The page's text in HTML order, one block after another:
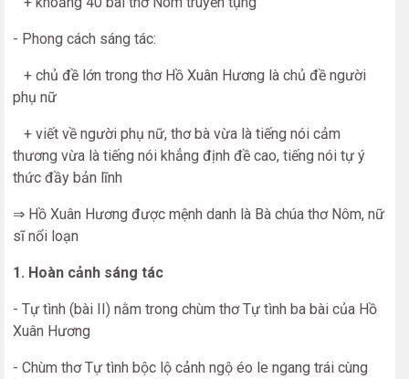
- Phong cách sáng tác:
+ chủ đề lớn trong thơ Hồ Xuân Hương là chủ đề người
phụ nữ
+ viết về người phụ nữ, thơ bà vừa là tiếng nói cảm
thương vừa là tiếng nói khẳng định đề cao, tiếng nói tự ý
thức đầy bản lĩnh
⇒ Hồ Xuân Hương được mệnh danh là Bà chúa thơ Nôm, nữ
sĩ nổi loạn
1. Hoàn cảnh sáng tác
- Tự tình (bài II) nằm trong chùm thơ Tự tình ba bài của Hồ
Xuân Hương
- Chùm thơ Tự tình bộc lộ cảnh ngộ éo le ngang trái cùng